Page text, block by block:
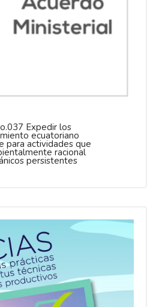
Expedir los
ecuatoriano
para actividades que
racional
persistentes